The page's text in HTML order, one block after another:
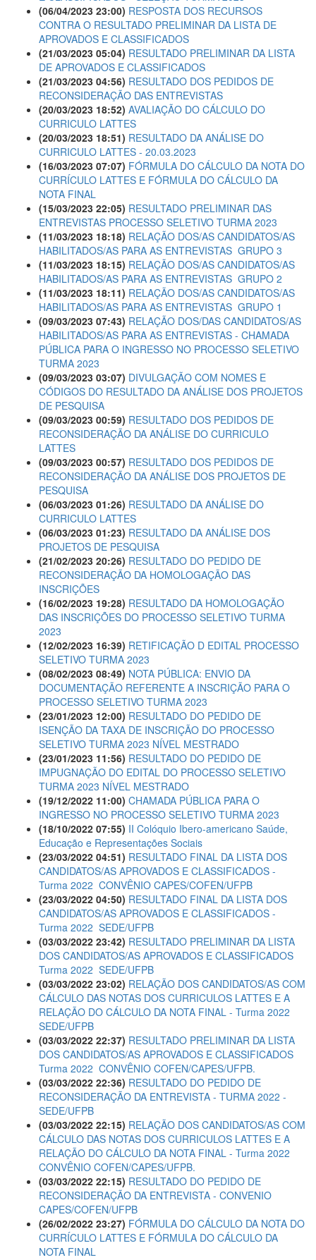
(06/04/2023 23:00) RESPOSTA DOS RECURSOS
CONTRA O RESULTADO PRELIMINAR DA LISTA DE
APROVADOS E CLASSIFICADOS
(21/03/2023 05:04) RESULTADO PRELIMINAR DA LISTA
DE APROVADOS E CLASSIFICADOS
(21/03/2023 04:56) RESULTADO DOS PEDIDOS DE
RECONSIDERAÇÃO DAS ENTREVISTAS
(20/03/2023 18:52) AVALIAÇÃO DO CÁLCULO DO
CURRICULO LATTES
(20/03/2023 18:51) RESULTADO DA ANÁLISE DO
CURRICULO LATTES - 20.03.2023
(16/03/2023 07:07) FÓRMULA DO CÁLCULO DA NOTA DO
CURRÍCULO LATTES E FÓRMULA DO CÁLCULO DA
NOTA FINAL
(15/03/2023 22:05) RESULTADO PRELIMINAR DAS
ENTREVISTAS PROCESSO SELETIVO TURMA 2023
(11/03/2023 18:18) RELAÇÃO DOS/AS CANDIDATOS/AS
HABILITADOS/AS PARA AS ENTREVISTAS  GRUPO 3
(11/03/2023 18:15) RELAÇÃO DOS/AS CANDIDATOS/AS
HABILITADOS/AS PARA AS ENTREVISTAS  GRUPO 2
(11/03/2023 18:11) RELAÇÃO DOS/AS CANDIDATOS/AS
HABILITADOS/AS PARA AS ENTREVISTAS  GRUPO 1
(09/03/2023 07:43) RELAÇÃO DOS/DAS CANDIDATOS/AS
HABILITADOS/AS PARA AS ENTREVISTAS - CHAMADA
PÚBLICA PARA O INGRESSO NO PROCESSO SELETIVO
TURMA 2023
(09/03/2023 03:07) DIVULGAÇÃO COM NOMES E
CÓDIGOS DO RESULTADO DA ANÁLISE DOS PROJETOS
DE PESQUISA
(09/03/2023 00:59) RESULTADO DOS PEDIDOS DE
RECONSIDERAÇÃO DA ANÁLISE DO CURRICULO
LATTES
(09/03/2023 00:57) RESULTADO DOS PEDIDOS DE
RECONSIDERAÇÃO DA ANÁLISE DOS PROJETOS DE
PESQUISA
(06/03/2023 01:26) RESULTADO DA ANÁLISE DO
CURRICULO LATTES
(06/03/2023 01:23) RESULTADO DA ANÁLISE DOS
PROJETOS DE PESQUISA
(21/02/2023 20:26) RESULTADO DO PEDIDO DE
RECONSIDERAÇÃO DA HOMOLOGAÇÃO DAS
INSCRIÇÕES
(16/02/2023 19:28) RESULTADO DA HOMOLOGAÇÃO
DAS INSCRIÇÕES DO PROCESSO SELETIVO TURMA
2023
(12/02/2023 16:39) RETIFICAÇÃO D EDITAL PROCESSO
SELETIVO TURMA 2023
(08/02/2023 08:49) NOTA PÚBLICA: ENVIO DA
DOCUMENTAÇÃO REFERENTE A INSCRIÇÃO PARA O
PROCESSO SELETIVO TURMA 2023
(23/01/2023 12:00) RESULTADO DO PEDIDO DE
ISENÇÃO DA TAXA DE INSCRIÇÃO DO PROCESSO
SELETIVO TURMA 2023 NÍVEL MESTRADO
(23/01/2023 11:56) RESULTADO DO PEDIDO DE
IMPUGNAÇÃO DO EDITAL DO PROCESSO SELETIVO
TURMA 2023 NÍVEL MESTRADO
(19/12/2022 11:00) CHAMADA PÚBLICA PARA O
INGRESSO NO PROCESSO SELETIVO TURMA 2023
(18/10/2022 07:55) II Colóquio Ibero-americano Saúde,
Educação e Representações Sociais
(23/03/2022 04:51) RESULTADO FINAL DA LISTA DOS
CANDIDATOS/AS APROVADOS E CLASSIFICADOS -
Turma 2022  CONVÊNIO CAPES/COFEN/UFPB
(23/03/2022 04:50) RESULTADO FINAL DA LISTA DOS
CANDIDATOS/AS APROVADOS E CLASSIFICADOS -
Turma 2022  SEDE/UFPB
(03/03/2022 23:42) RESULTADO PRELIMINAR DA LISTA
DOS CANDIDATOS/AS APROVADOS E CLASSIFICADOS
Turma 2022  SEDE/UFPB
(03/03/2022 23:02) RELAÇÃO DOS CANDIDATOS/AS COM
CÁLCULO DAS NOTAS DOS CURRICULOS LATTES E A
RELAÇÃO DO CÁLCULO DA NOTA FINAL - Turma 2022 
SEDE/UFPB
(03/03/2022 22:37) RESULTADO PRELIMINAR DA LISTA
DOS CANDIDATOS/AS APROVADOS E CLASSIFICADOS
Turma 2022  CONVÊNIO COFEN/CAPES/UFPB.
(03/03/2022 22:36) RESULTADO DO PEDIDO DE
RECONSIDERAÇÃO DA ENTREVISTA - TURMA 2022 -
SEDE/UFPB
(03/03/2022 22:15) RELAÇÃO DOS CANDIDATOS/AS COM
CÁLCULO DAS NOTAS DOS CURRICULOS LATTES E A
RELAÇÃO DO CÁLCULO DA NOTA FINAL - Turma 2022 
CONVÊNIO COFEN/CAPES/UFPB.
(03/03/2022 22:15) RESULTADO DO PEDIDO DE
RECONSIDERAÇÃO DA ENTREVISTA - CONVENIO
CAPES/COFEN/UFPB
(26/02/2022 23:27) FÓRMULA DO CÁLCULO DA NOTA DO
CURRÍCULO LATTES E FÓRMULA DO CÁLCULO DA
NOTA FINAL